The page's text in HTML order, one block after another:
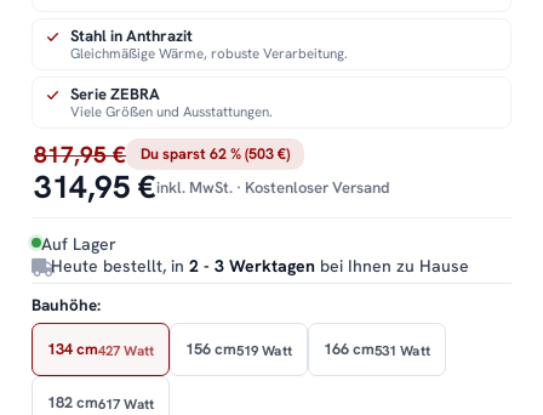
817,95 € Du sparst 62 % (503 €)
314,95 €inkl. MwSt. · Kostenloser Versand
Auf Lager
Heute bestellt, in 2 - 3 Werktagen bei Ihnen zu Hause
Stahl in Anthrazit
Gleichmäßige Wärme, robuste Verarbeitung.
Serie ZEBRA
Viele Größen und Ausstattungen.
Bauhöhe:
134 cm427 Watt 156 cm519 Watt 166 cm531 Watt
182 cm617 Watt